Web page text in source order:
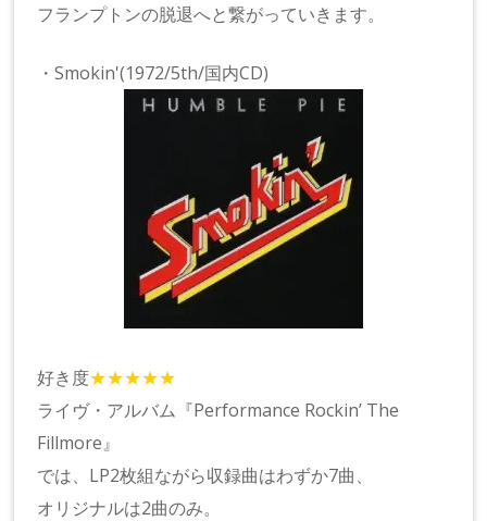
フランプトンの脱退へと繋がっていきます。
・Smokin'(1972/5th/国内CD)
好き度★★★★★
ライヴ・アルバム『Performance Rockin’ The
Fillmore』
では、LP2枚組ながら収録曲はわずか7曲、
オリジナルは2曲のみ。